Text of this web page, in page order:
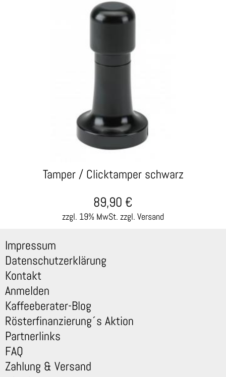
Tamper / Clicktamper schwarz
zzgl. 19% MwSt. zzgl. Versand
89,90 €
Impressum
Datenschutzerklärung
Kontakt
Anmelden
Kaffeeberater-Blog
Rösterfinanzierung´s Aktion
Partnerlinks
FAQ
Zahlung & Versand